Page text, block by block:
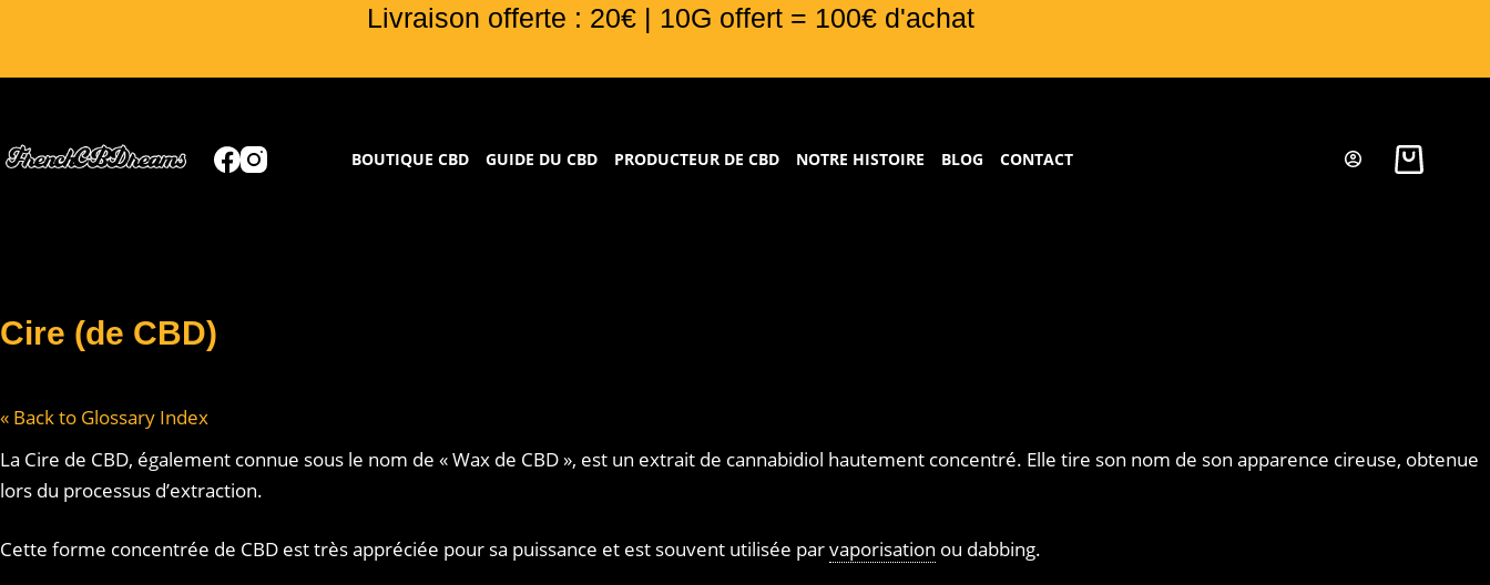
Livraison offerte : 20€ | 10G offert = 100€ d'achat
BOUTIQUE CBD GUIDE DU CBD PRODUCTEUR DE CBD NOTRE HISTOIRE BLOG CONTACT
Cire (de CBD)
« Back to Glossary Index
La Cire de CBD, également connue sous le nom de « Wax de CBD », est un extrait de cannabidiol hautement concentré. Elle tire son nom de son apparence cireuse, obtenue
lors du processus d’extraction.
Cette forme concentrée de CBD est très appréciée pour sa puissance et est souvent utilisée parvaporisation ou dabbing.